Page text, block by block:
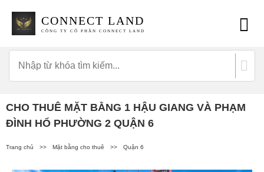
CONNECT LAND
CÔNG TY CỔ PHẦN CONNECT LAND
CHO THUÊ MẶT BẰNG 1 HẬU GIANG VÀ PHẠM
ĐÌNH HỔ PHƯỜNG 2 QUẬN 6
Trang chủ >> Mặt bằng cho thuê >> Quận 6